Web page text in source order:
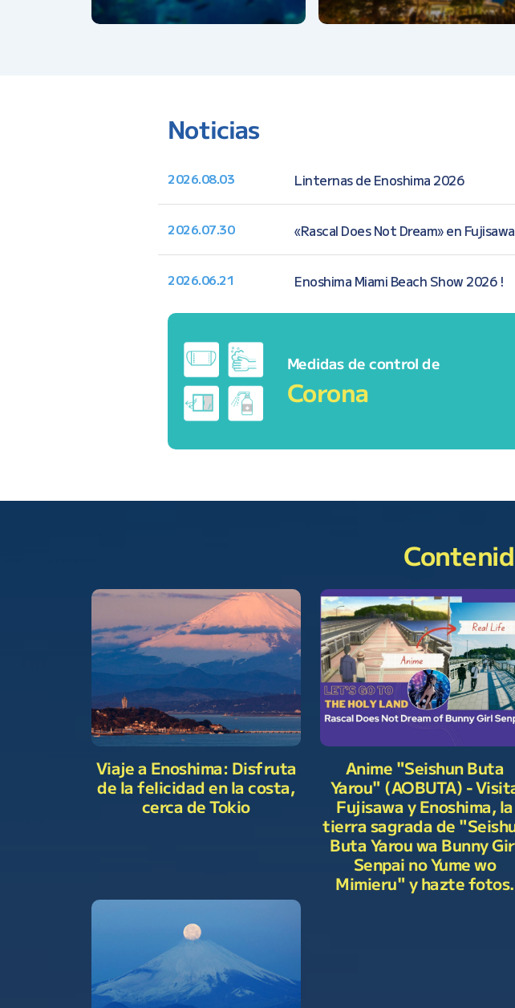
Noticias
2026.08.03 Linternas de Enoshima 2026
2026.07.30 «Rascal Does Not Dream» en
2026.06.21 Enoshima Miami Beach Show 2026 !
Medidas de control de
Corona
Viaje a Enoshima: Disfruta
de la felicidad en la costa,
cerca de Tokio
Anime "Seishun Buta
Yarou" (AOBUTA) -
Fujisawa y Enoshima, la
tierra sagrada de
Buta Yarou wa Bunny
Senpai no Yume wo
Mimieru" y hazte fotos.